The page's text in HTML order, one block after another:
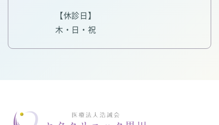
【休診日】
木・日・祝